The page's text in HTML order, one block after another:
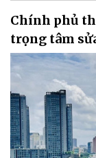
Chính phủ
trọng tâm